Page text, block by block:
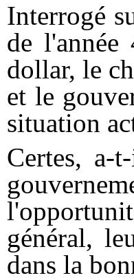
Interrogé
de
dollar, le
et le
situation
Certes, a-
général,
dans la